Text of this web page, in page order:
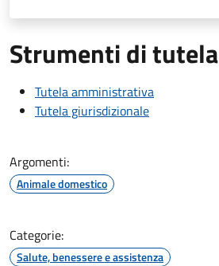
Strumenti di tutela
Tutela amministrativa
Tutela giurisdizionale
Argomenti:
Animale domestico
Categorie:
Salute, benessere e assistenza